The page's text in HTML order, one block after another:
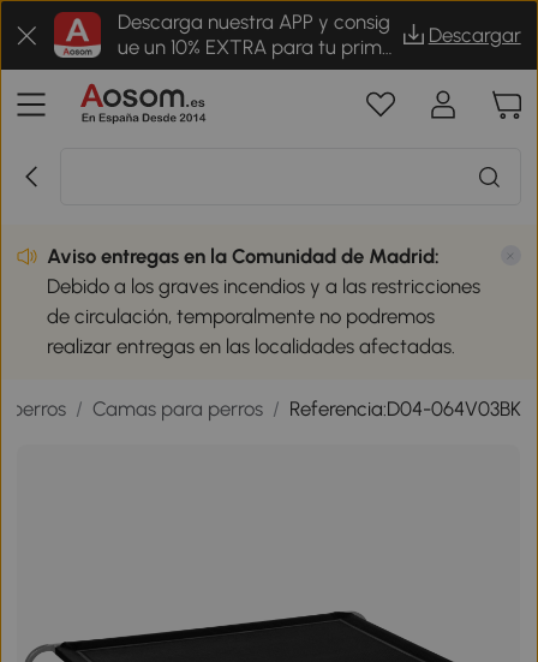
Descarga nuestra APP y consig
ue un 10% EXTRA para tu prime
r pedido
Descargar
Aviso entregas en la Comunidad de Madrid:
Debido a los graves incendios y a las restricciones
de circulación, temporalmente no podremos
realizar entregas en las localidades afectadas.
perros / Camas para perros / Referencia:D04-064V03BK